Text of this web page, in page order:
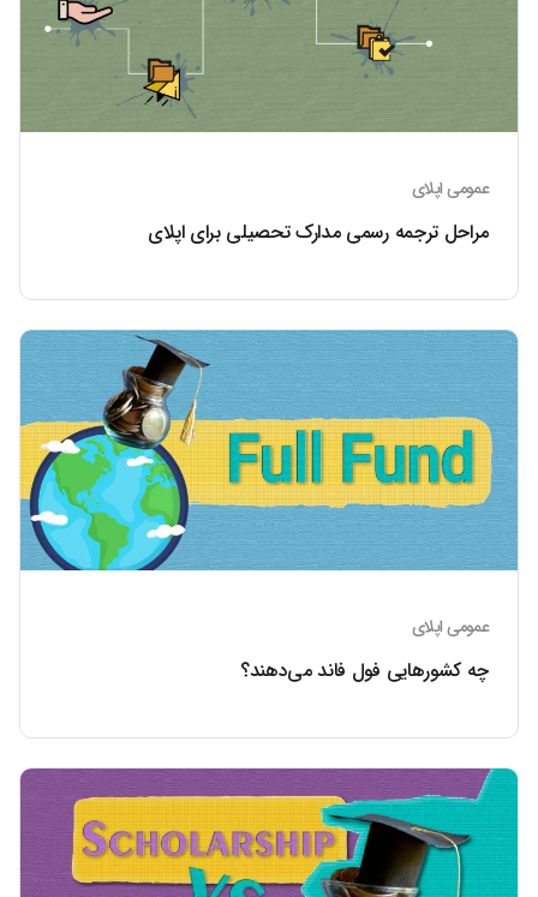
عمومی اپلای
مراحل ترجمه رسمی مدارک تحصیلی برای اپلای
عمومی اپلای
چه کشورهایی فول فاند می‌دهند؟